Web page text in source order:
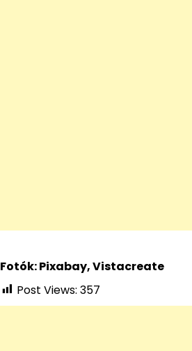
Fotók: Pixabay, Vistacreate
Post Views: 357